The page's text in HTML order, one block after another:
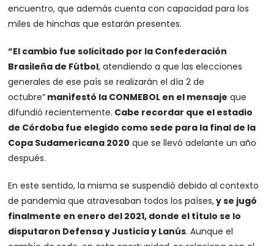
encuentro, que además cuenta con capacidad para los
miles de hinchas que estarán presentes.
“El cambio fue solicitado por la Confederación
Brasileña de Fútbol, atendiendo a que las elecciones
generales de ese país se realizarán el día 2 de
octubre” manifestó la CONMEBOL en el mensaje que
difundió recientemente. Cabe recordar que el estadio
de Córdoba fue elegido como sede para la final de la
Copa Sudamericana 2020 que se llevó adelante un año
después.
En este sentido, la misma se suspendió debido al contexto
de pandemia que atravesaban todos los países,y se jugó
finalmente en enero del 2021, donde el título se lo
disputaron Defensa y Justicia y Lanús. Aunque el